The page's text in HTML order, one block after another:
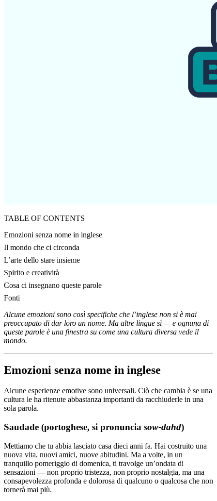
TABLE OF CONTENTS
Emozioni senza nome in inglese
Il mondo che ci circonda
L’arte dello stare insieme
Spirito e creatività
Cosa ci insegnano queste parole
Fonti
Alcune emozioni sono così specifiche che l’inglese non si è mai
preoccupato di dar loro un nome. Ma altre lingue sì — e ognuna di
queste parole è una finestra su come una cultura diversa vede il
mondo.
Emozioni senza nome in inglese
Alcune esperienze emotive sono universali. Ciò che cambia è se una
cultura le ha ritenute abbastanza importanti da racchiuderle in una
sola parola.
Saudade (portoghese, si pronuncia sow-dahd)
Mettiamo che tu abbia lasciato casa dieci anni fa. Hai costruito una
nuova vita, nuovi amici, nuove abitudini. Ma a volte, in un
tranquillo pomeriggio di domenica, ti travolge un’ondata di
sensazioni — non proprio tristezza, non proprio nostalgia, ma una
consapevolezza profonda e dolorosa di qualcuno o qualcosa che non
tornerà mai più.